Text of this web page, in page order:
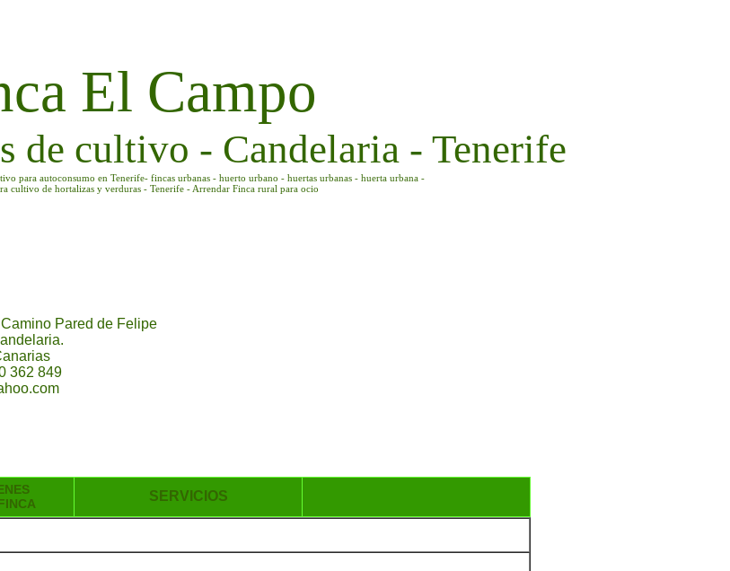
El Campo
de cultivo - Candelaria - Tenerife
para autoconsumo en Tenerife- fincas urbanas - huerto urbano - huertas urbanas - huerta urbana -
cultivo de hortalizas y verduras - Tenerife - Arrendar Finca rural para ocio
Pared de Felipe
362 849
SERVICIOS